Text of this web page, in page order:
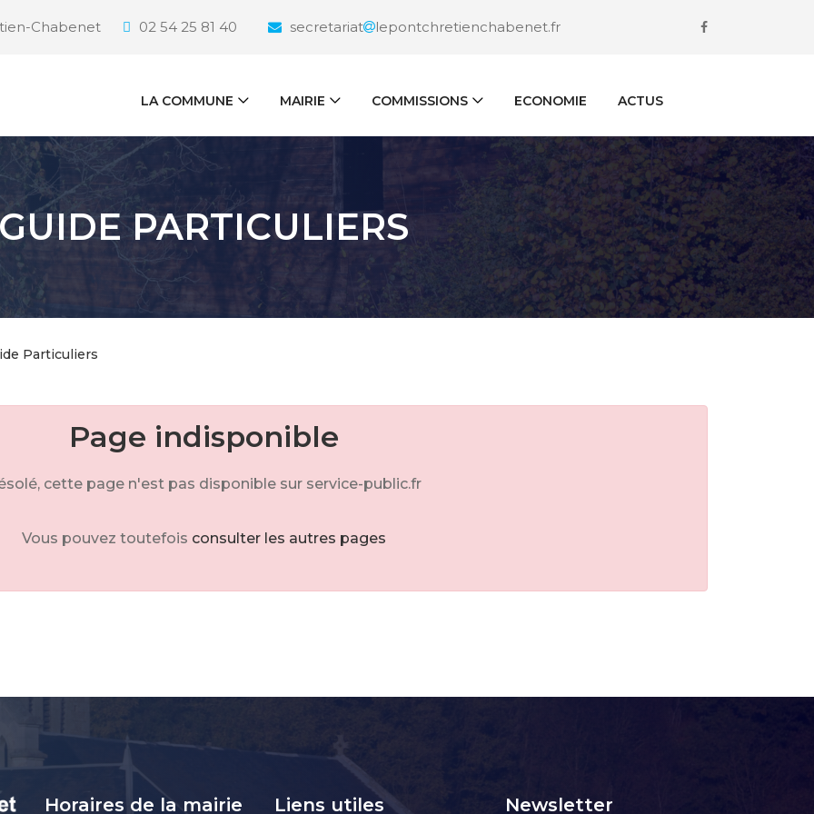
Chabenet 02 54 25 81 40 secretariat lepontchretienchabenet.fr
LA COMMUNE MAIRIE COMMISSIONS ECONOMIE ACTUS
PARTICULIERS
Particuliers
Page indisponible
cette page n'est pas disponible sur service-public.fr
Vous pouvez toutefois consulter les autres pages
Horaires de la mairie Liens utiles Newsletter